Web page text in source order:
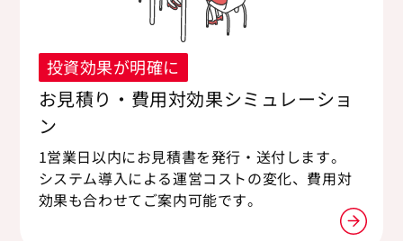
投資効果が明確に
お見積り・費用対効果シミュレーショ
ン
1営業日以内にお見積書を発行・送付します。
システム導入による運営コストの変化、費用対
効果も合わせてご案内可能です。